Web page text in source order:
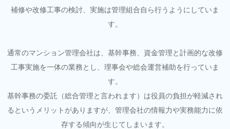
補修や改修工事の検討、実施は管理組合自ら行うようにしていま
す。
通常のマンション管理会社は、基幹事務、資金管理と計画的な改修
工事実施を一体の業務とし、理事会や総会運営補助を行っていま
す。
基幹事務の委託（総合管理と言われます）は役員の負担が軽減され
るというメリットがありますが、管理会社の情報力や実務能力に依
存する傾向が生じてしまいます。